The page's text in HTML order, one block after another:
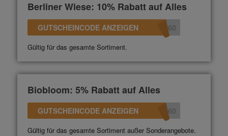
Berliner Wiese: 10% Rabatt auf Alles
GUTSCHEINCODE ANZEIGEN 360
Gültig für das gesamte Sortiment.
Biobloom: 5% Rabatt auf Alles
GUTSCHEINCODE ANZEIGEN 360
Gültig für das gesamte Sortiment außer Sonderangebote.